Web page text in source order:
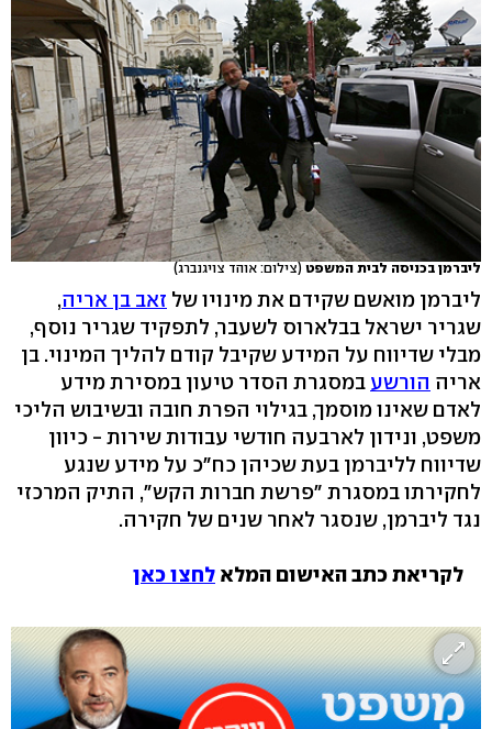
ליברמן בכניסה לבית המשפט (צילום: אוהד צויגנברג)
ליברמן מואשם שקידם את מינויו של זאב בן אריה,
שגריר ישראל בבלארוס לשעבר, לתפקיד שגריר נוסף,
מבלי שדיווח על המידע שקיבל קודם להליך המינוי. בן
אריה הורשע במסגרת הסדר טיעון במסירת מידע
לאדם שאינו מוסמך, בגילוי הפרת חובה ובשיבוש הליכי
משפט, ונידון לארבעה חודשי עבודות שירות - כיוון
שדיווח לליברמן בעת שכיהן כח"כ על מידע שנגע
לחקירתו במסגרת "פרשת חברות הקש", התיק המרכזי
נגד ליברמן, שנסגר לאחר שנים של חקירה.
לקריאת כתב האישום המלא לחצו כאן